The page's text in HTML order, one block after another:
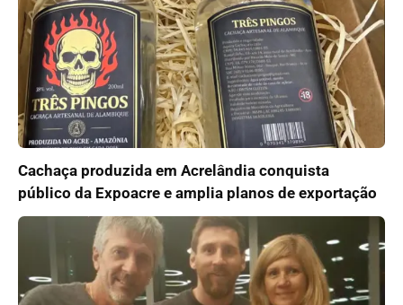
Cachaça produzida em Acrelândia conquista
público da Expoacre e amplia planos de exportação